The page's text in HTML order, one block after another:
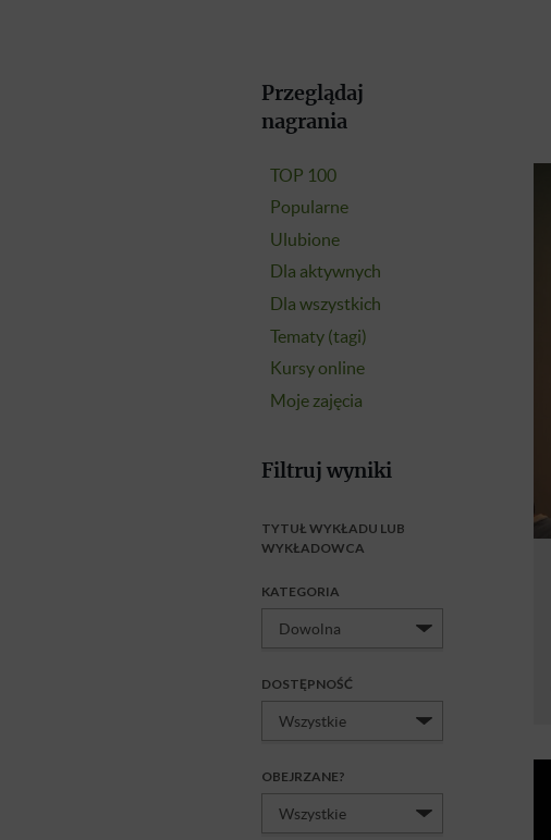
Przeglądaj
nagrania
TOP 100
Popularne
Ulubione
Dla aktywnych
Dla wszystkich
Tematy (tagi)
Kursy online
Moje zajęcia
Filtruj wyniki
TYTUŁ WYKŁADU LUB
WYKŁADOWCA
KATEGORIA
DOSTĘPNOŚĆ
OBEJRZANE?